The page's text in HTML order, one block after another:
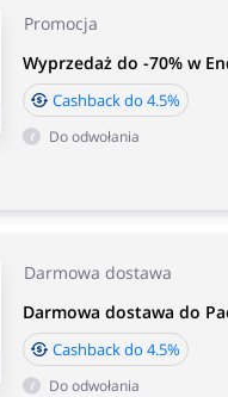
Promocja
Wyprzedaż do -70% w
Cashback do 4.5%
Do odwołania
Darmowa dostawa
Darmowa dostawa do
Cashback do 4.5%
Do odwołania